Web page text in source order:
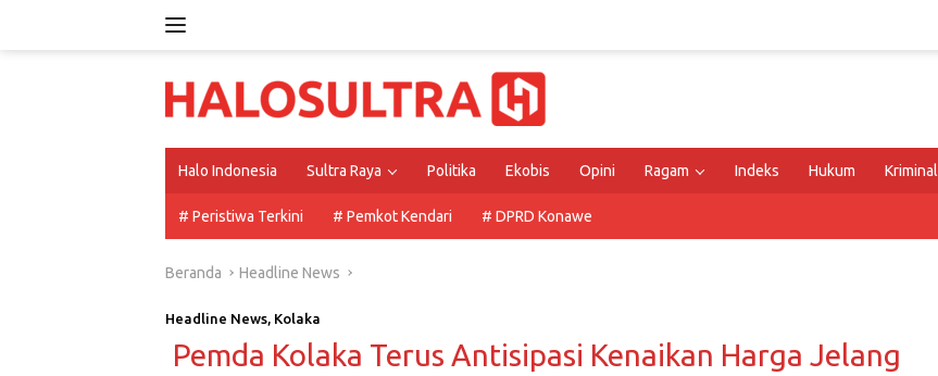
Halo Indonesia Sultra Raya Politika Ekobis Opini Ragam Indeks Hukum Kriminal
# Peristiwa Terkini # Pemkot Kendari # DPRD Konawe
Beranda Headline News
Headline News, Kolaka
Pemda Kolaka Terus Antisipasi Kenaikan Harga Jelang